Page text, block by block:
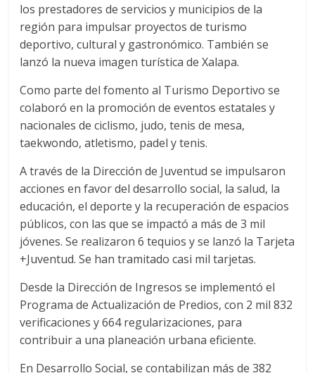
los prestadores de servicios y municipios de la
región para impulsar proyectos de turismo
deportivo, cultural y gastronómico. También se
lanzó la nueva imagen turística de Xalapa.
Como parte del fomento al Turismo Deportivo se
colaboró en la promoción de eventos estatales y
nacionales de ciclismo, judo, tenis de mesa,
taekwondo, atletismo, padel y tenis.
A través de la Dirección de Juventud se impulsaron
acciones en favor del desarrollo social, la salud, la
educación, el deporte y la recuperación de espacios
públicos, con las que se impactó a más de 3 mil
jóvenes. Se realizaron 6 tequios y se lanzó la Tarjeta
+Juventud. Se han tramitado casi mil tarjetas.
Desde la Dirección de Ingresos se implementó el
Programa de Actualización de Predios, con 2 mil 832
verificaciones y 664 regularizaciones, para
contribuir a una planeación urbana eficiente.
En Desarrollo Social, se contabilizan más de 382